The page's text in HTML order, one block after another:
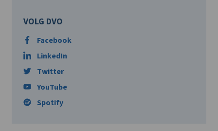
VOLG DVO
Facebook
LinkedIn
Twitter
YouTube
Spotify